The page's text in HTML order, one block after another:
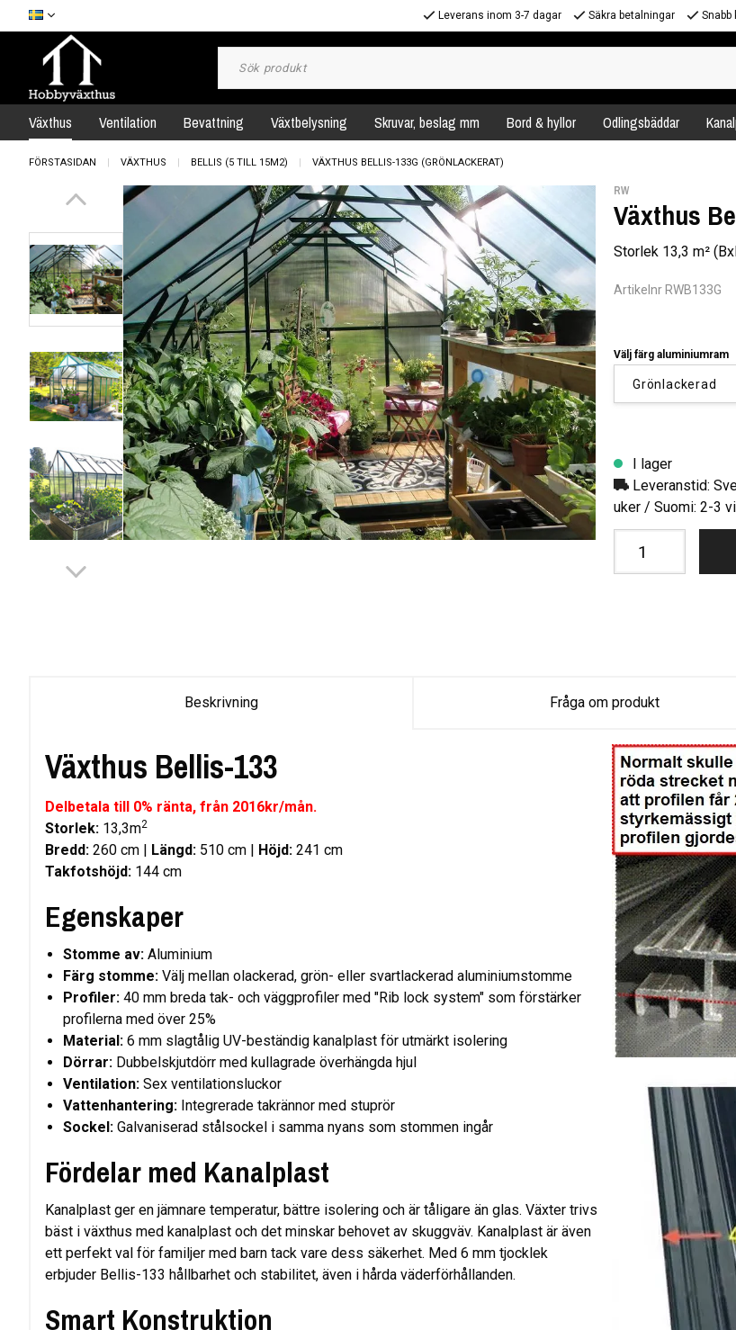
Leverans inom 3-7 dagar Säkra betalningar Snabb
Växthus Ventilation Bevattning Växtbelysning Skruvar, beslag mm Bord & hyllor Odlingsbäddar
FÖRSTASIDAN VÄXTHUS BELLIS (5 TILL 15M2) VÄXTHUS BELLIS-133G (GRÖNLACKERAT)
RW
Växthus
Storlek 13,3 m²
Artikelnr RWB133G
Välj färg aluminiumram
I lager
Leveranstid:
uker / Suomi: 2-3
Beskrivning Fråga om produkt
Växthus Bellis-133
Delbetala till 0% ränta, från 2016kr/mån.
Storlek: 13,3m2
Bredd: 260 cm | Längd: 510 cm | Höjd: 241 cm
Takfotshöjd: 144 cm
Egenskaper
Stomme av: Aluminium
Färg stomme: Välj mellan olackerad, grön- eller svartlackerad aluminiumstomme
Profiler: 40 mm breda tak- och väggprofiler med "Rib lock system" som förstärker
profilerna med över 25%
Material: 6 mm slagtålig UV-beständig kanalplast för utmärkt isolering
Dörrar: Dubbelskjutdörr med kullagrade överhängda hjul
Ventilation: Sex ventilationsluckor
Vattenhantering: Integrerade takrännor med stuprör
Sockel: Galvaniserad stålsockel i samma nyans som stommen ingår
Fördelar med Kanalplast
Kanalplast ger en jämnare temperatur, bättre isolering och är tåligare än glas. Växter trivs
bäst i växthus med kanalplast och det minskar behovet av skuggväv. Kanalplast är även
ett perfekt val för familjer med barn tack vare dess säkerhet. Med 6 mm tjocklek
erbjuder Bellis-133 hållbarhet och stabilitet, även i hårda väderförhållanden.
Smart Konstruktion